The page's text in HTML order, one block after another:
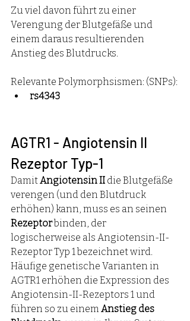
Zu viel davon führt zu einer
Verengung der Blutgefäße und
einem daraus resultierenden
Anstieg des Blutdrucks.
Relevante Polymorphsismen: (SNPs):
rs4343
AGTR1 - Angiotensin II
Rezeptor Typ-1
Damit Angiotensin II die Blutgefäße
verengen (und den Blutdruck
erhöhen) kann, muss es an seinen
Rezeptor binden, der
logischerweise als Angiotensin-II-
Rezeptor Typ 1 bezeichnet wird.
Häufige genetische Varianten in
AGTR1 erhöhen die Expression des
Angiotensin-II-Rezeptors 1 und
führen so zu einem Anstieg des